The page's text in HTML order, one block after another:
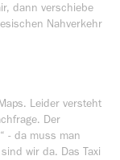
dann verschiebe
Nahverkehr
Leider versteht
Der
- da muss man
wir da. Das Taxi